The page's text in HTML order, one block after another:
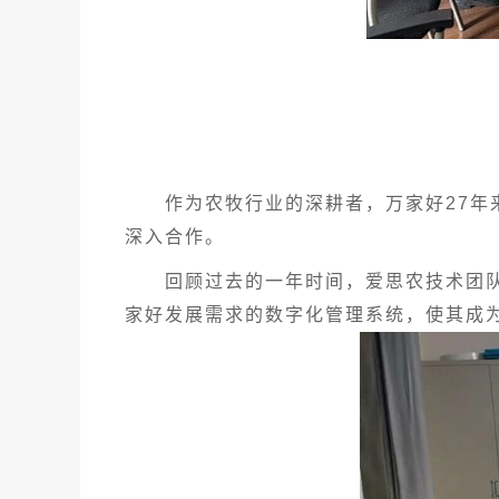
作为农牧行业的深耕者，万家好27年
深入合作。
回顾过去的一年时间，爱思农技术团队
家好发展需求的数字化管理系统，使其成